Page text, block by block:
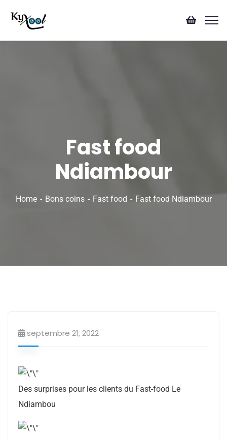
Fast food
Ndiambour
Home Bons coins Fast food Fast food Ndiambour
septembre 21, 2022
Des surprises pour les clients du Fast-food Le
Ndiambou